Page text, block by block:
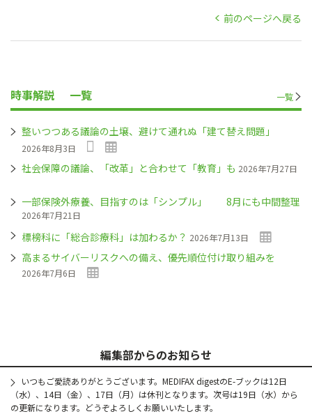
前のページへ戻る
時事解説 一覧 一覧
整いつつある議論の土壌、避けて通れぬ「建て替え問題」
2026年8月3日
社会保障の議論、「改革」と合わせて「教育」も 2026年7月27日
一部保険外療養、目指すのは「シンプル」 8月にも中間整理
2026年7月21日
標榜科に「総合診療科」は加わるか？ 2026年7月13日
高まるサイバーリスクへの備え、優先順位付け取り組みを
2026年7月6日
編集部からのお知らせ
いつもご愛読ありがとうございます。MEDIFAX digestのE-ブックは12日
（水）、14日（金）、17日（月）は休刊となります。次号は19日（水）から
の更新になります。どうぞよろしくお願いいたします。